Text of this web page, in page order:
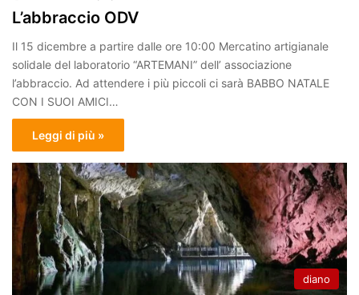
L’abbraccio ODV
Il 15 dicembre a partire dalle ore 10:00 Mercatino artigianale
solidale del laboratorio “ARTEMANI” dell’ associazione
l’abbraccio. Ad attendere i più piccoli ci sarà BABBO NATALE
CON I SUOI AMICI…
Leggi di più »
diano